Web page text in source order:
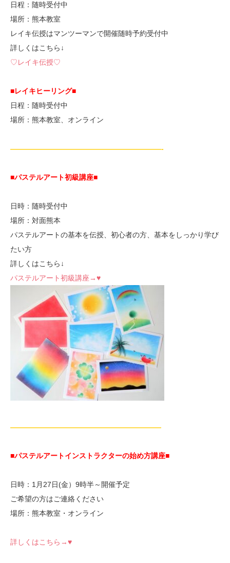
日程：随時受付中
場所：熊本教室
レイキ伝授はマンツーマンで開催随時予約受付中
詳しくはこちら↓
♡レイキ伝授♡
■レイキヒーリング■
日程：随時受付中
場所：熊本教室、オンライン
—————————————————————-
■パステルアート初級講座■
日時：随時受付中
場所：対面熊本
パステルアートの基本を伝授、初心者の方、基本をしっかり学び
たい方
詳しくはこちら↓
パステルアート初級講座→♥
—————————————————————
■パステルアートインストラクターの始め方講座■
日時：1月27日(金）9時半～開催予定
ご希望の方はご連絡ください
場所：熊本教室・オンライン
詳しくはこちら→♥